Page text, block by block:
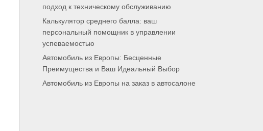
подход к техническому обслуживанию
Калькулятор среднего балла: ваш
персональный помощник в управлении
успеваемостью
Автомобиль из Европы: Бесценные
Преимущества и Ваш Идеальный Выбор
Автомобиль из Европы на заказ в автосалоне